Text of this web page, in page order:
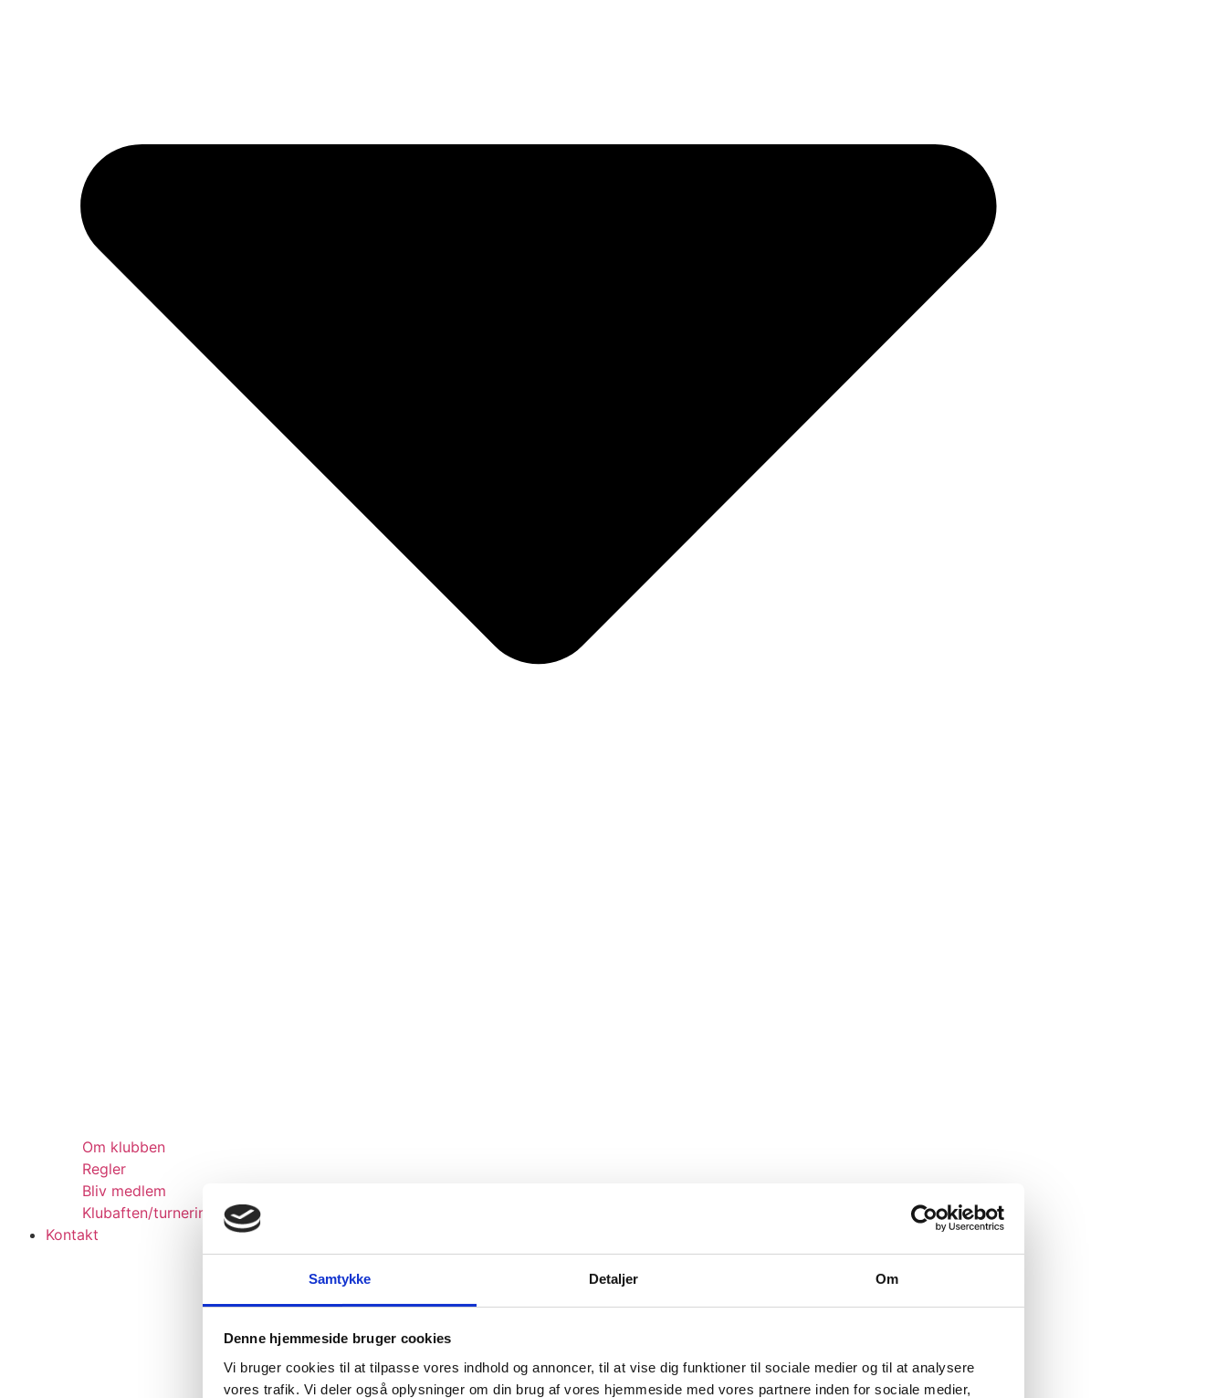
Samtykke Detaljer Om
Denne hjemmeside bruger cookies
Vi bruger cookies til at tilpasse vores indhold og annoncer, til at vise dig funktioner til sociale medier og til at analysere
vores trafik. Vi deler også oplysninger om din brug af vores hjemmeside med vores partnere inden for sociale medier,
Om klubben
Regler
Bliv medlem
Klubaften/turneringer
Kontakt